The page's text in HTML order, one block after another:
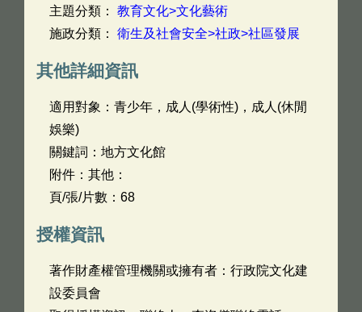
主題分類： 教育文化>文化藝術
施政分類： 衛生及社會安全>社政>社區發展
其他詳細資訊
適用對象：青少年，成人(學術性)，成人(休閒
娛樂)
關鍵詞：地方文化館
附件：其他：
頁/張/片數：68
授權資訊
著作財產權管理機關或擁有者：行政院文化建
設委員會